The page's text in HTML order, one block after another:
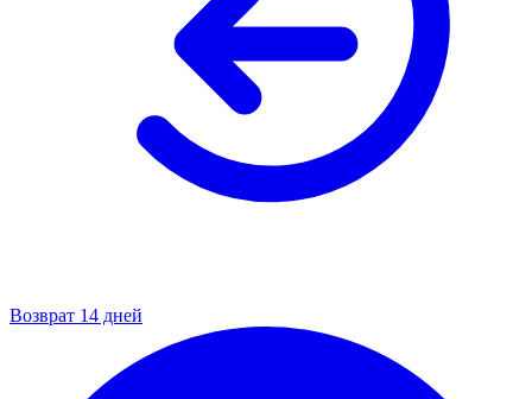
Возврат 14 дней